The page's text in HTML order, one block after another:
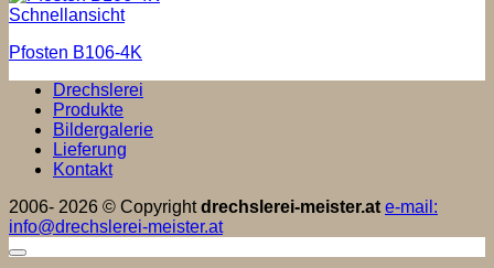
Schnellansicht
Pfosten B106-4K
Drechslerei
Produkte
Bildergalerie
Lieferung
Kontakt
2006- 2026 © Copyrightdrechslerei-meister.at e-mail:
info@drechslerei-meister.at